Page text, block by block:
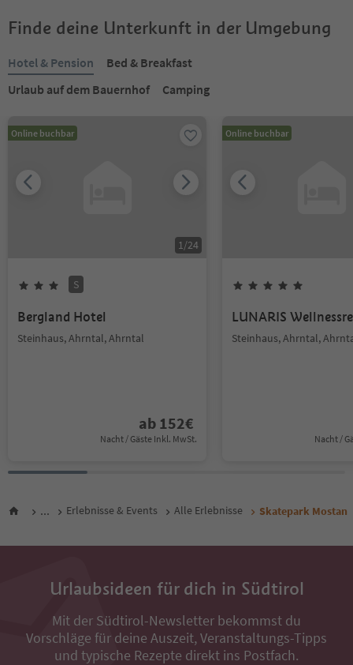
Finde deine Unterkunft in der Umgebung
Hotel & Pension
Bed & Breakfast
Urlaub auf dem Bauernhof
Camping
Online buchbar
1/24
S
Bergland Hotel
Steinhaus, Ahrntal, Ahrntal
ab 152€
Nacht / Gäste Inkl. MwSt.
Online buchbar
LUNARIS
Steinhaus, Ahrntal,
Nacht /
... Erlebnisse & Events Alle Erlebnisse Skatepark Mostan
Urlaubsideen für dich in Südtirol
Mit der Südtirol-Newsletter bekommst du
Vorschläge für deine Auszeit, Veranstaltungs-Tipps
und typische Rezepte direkt ins Postfach.